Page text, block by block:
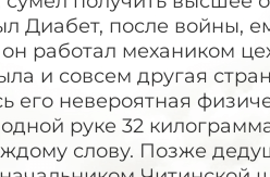
Диабет, после войны,
работал механиком
и совсем другая
невероятная
руке 32
слову. Позже